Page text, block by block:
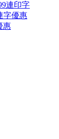
連印字
字優惠
惠